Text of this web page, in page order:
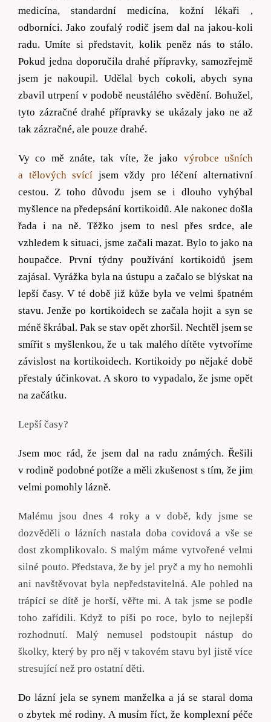
medicína, standardní medicína, kožní lékaři ,
odborníci. Jako zoufalý rodič jsem dal na jakou-koli
radu. Umíte si představit, kolik peněz nás to stálo.
Pokud jedna doporučila drahé přípravky, samozřejmě
jsem je nakoupil. Udělal bych cokoli, abych syna
zbavil utrpení v podobě neustálého svědění. Bohužel,
tyto zázračné drahé přípravky se ukázaly jako ne až
tak zázračné, ale pouze drahé.
Vy co mě znáte, tak víte, že jako výrobce ušních
a tělových svící jsem vždy pro léčení alternativní
cestou. Ztoho důvodu jsem se i dlouho vyhýbal
myšlence na předepsání kortikoidů. Ale nakonec došla
řada i na ně.Těžko jsem to nesl přes srdce, ale
vzhledem k situaci, jsme začali mazat. Bylo to jako na
houpačce. První týdny používání kortikoidů jsem
zajásal. Vyrážka byla na ústupu a začalo se blýskat na
lepší časy. V té době již kůže byla ve velmi špatném
stavu. Jenže po kortikoidech se začala hojit a syn se
méně škrábal. Pak se stav opět zhoršil. Nechtěl jsem se
smířit s myšlenkou, že u tak malého dítěte vytvoříme
závislost na kortikoidech. Kortikoidy po nějaké době
přestaly účinkovat. A skoro to vypadalo, že jsme opět
na začátku.
Lepší časy?
Jsem moc rád, že jsem dal na radu známých. Řešili
vrodině podobné potíže a měli zkušenost s tím, že jim
velmi pomohly lázně.
Malému jsou dnes 4 roky a v době, kdy jsme se
dozvěděli o lázních nastala doba covidová a vše se
dost zkomplikovalo. S malým máme vytvořené velmi
silné pouto. Představa, že by jel pryč a my ho nemohli
ani navštěvovat byla nepředstavitelná. Ale pohled na
trápící se dítě je horší, věřte mi. A tak jsme se podle
toho zařídili. Když to píši po roce, bylo to nejlepší
rozhodnutí. Malý nemusel podstoupit nástup do
školky, který by pro něj v takovém stavu byl jistě více
stresující než pro ostatní děti.
Do lázní jela se synem manželka a já se staral doma
o zbytek mé rodiny. A musím říct, že komplexní péče